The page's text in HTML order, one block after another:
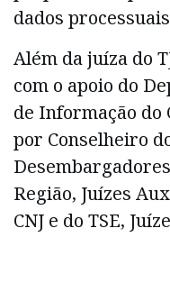
dados
Além da juíza do
com o apoio do
de Informação do
por Conselheiro
Região, Juízes
CNJ e do TSE,